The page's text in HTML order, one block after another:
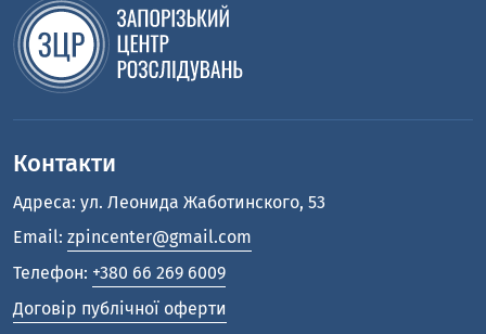
Контакти
Адреса: ул. Леонида Жаботинского, 53
Email: zpincenter@gmail.com
Телефон: +380 66 269 6009
Договір публічної оферти